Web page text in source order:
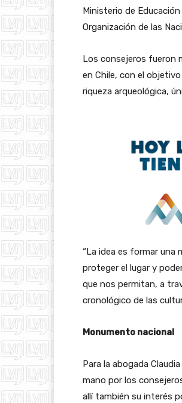
Ministerio de
Organización de las
Los consejeros fueron
en Chile, con el
riqueza arqueológica,
“La idea es formar una
proteger el lugar y
que nos permitan, a
cronológico de las
Monumento nacional
Para la abogada
mano por los
allí también su interés